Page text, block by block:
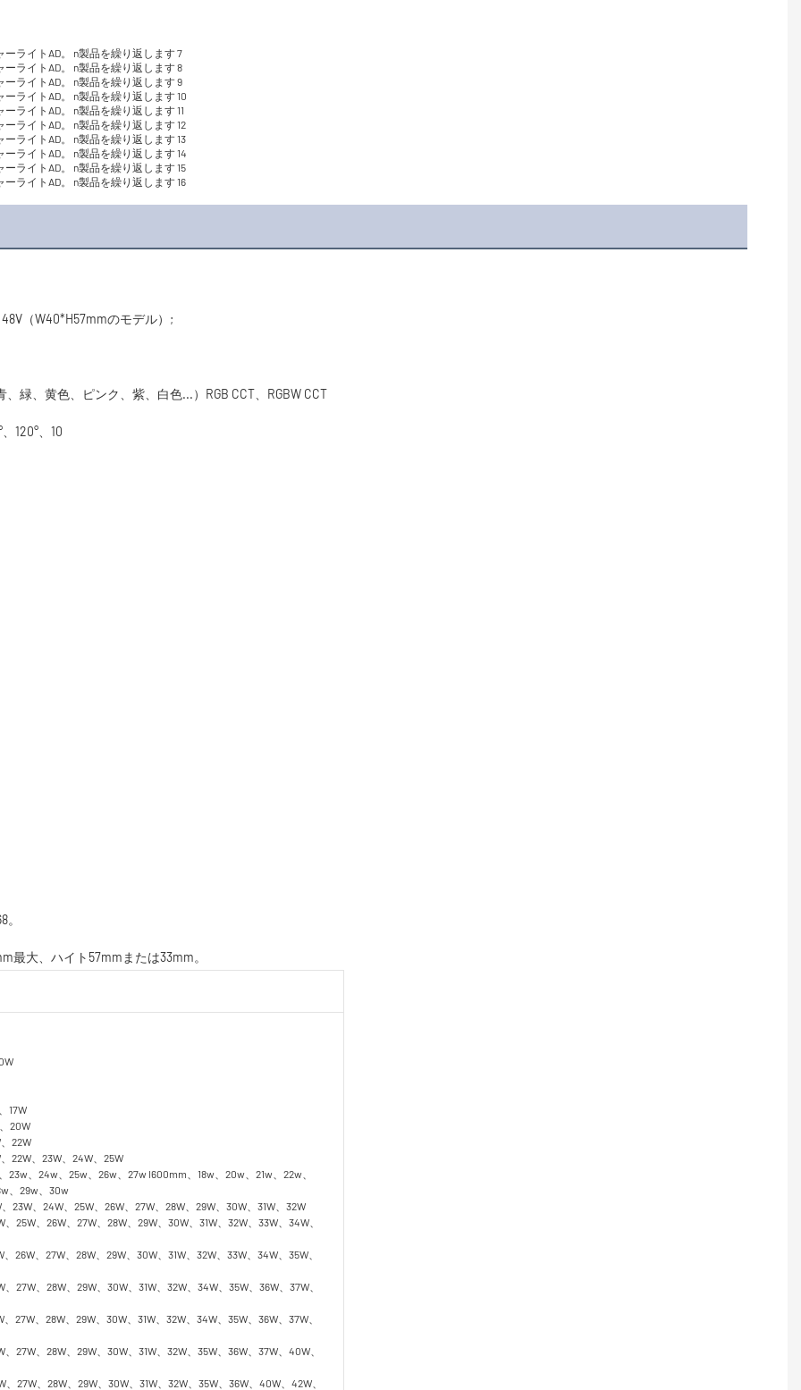
17W
20W
22W
22W、23W、24W、25W
23w、24w、25w、26w、27w l600mm、18w、20w、21w、22w、
、29w、30w
23W、24W、25W、26W、27W、28W、29W、30W、31W、32W
25W、26W、27W、28W、29W、30W、31W、32W、33W、34W、
26W、27W、28W、29W、30W、31W、32W、33W、34W、35W、
27W、28W、29W、30W、31W、32W、34W、35W、36W、37W、
27W、28W、29W、30W、31W、32W、34W、35W、36W、37W、
27W、28W、29W、30W、31W、32W、35W、36W、37W、40W、
、27W、28W、29W、30W、31W、32W、35W、36W、40W、42W、